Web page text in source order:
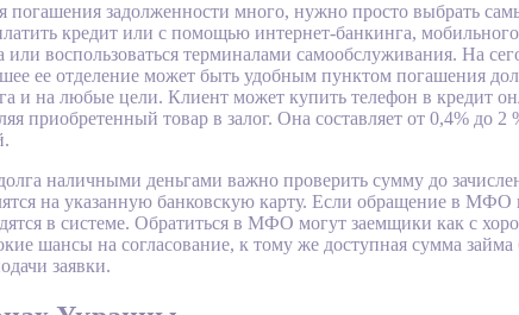
погашения задолженности много, нужно просто выбрать
кредит или с помощью интернет-банкинга,
или воспользоваться терминалами самообслуживания. На
ее отделение может быть удобным пунктом погашения
и на любые цели. Клиент может купить телефон в кредит
приобретенный товар в залог. Она составляет от 0,4% до
наличными деньгами важно проверить сумму до
на указанную банковскую карту. Если обращение в
в системе. Обратиться в МФО могут заемщики как с
шансы на согласование, к тому же доступная сумма
заявки.